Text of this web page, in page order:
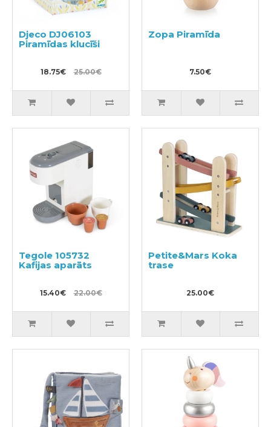
Djeco DJ06103
Piramīdas klucīši
18.75€ 25.00€
Zopa Piramīda
7.50€
Tegole 105732
Kafijas aparāts
15.40€ 22.00€
Petite&Mars Koka
trase
25.00€